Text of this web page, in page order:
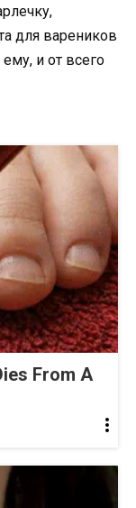
для вареников
и от всего
From A